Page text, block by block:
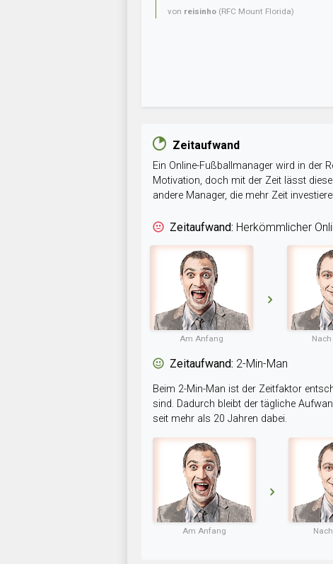
von reisinho (RFC Mount Florida)
Zeitaufwand
Ein Online-Fußballmanager wird in der
Motivation, doch mit der Zeit lässt
andere Manager, die mehr Zeit
Zeitaufwand: Herkömmlicher
Am Anfang
Zeitaufwand: 2-Min-Man
Beim 2-Min-Man ist der Zeitfaktor
sind. Dadurch bleibt der tägliche
seit mehr als 20 Jahren dabei.
Am Anfang